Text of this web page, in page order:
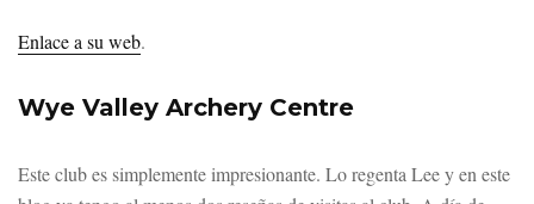
Enlace a su web.
Wye Valley Archery Centre
Este club es simplemente impresionante. Lo regenta Lee y en este